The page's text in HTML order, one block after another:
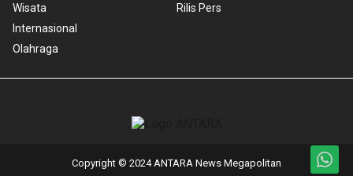
Wisata
Internasional
Olahraga
Rilis Pers
Copyright © 2024 ANTARA News Megapolitan